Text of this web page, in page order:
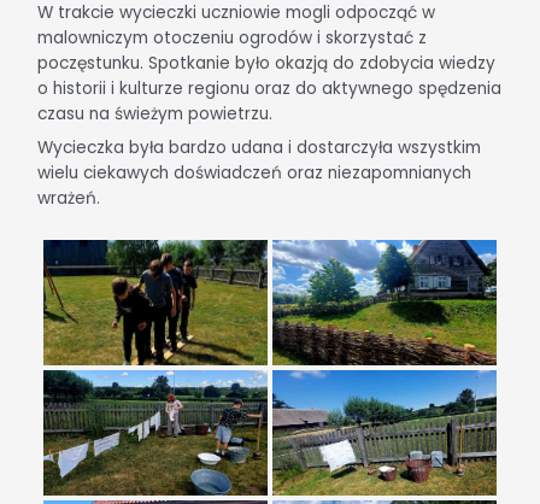
W trakcie wycieczki uczniowie mogli odpocząć w
malowniczym otoczeniu ogrodów i skorzystać z
poczęstunku. Spotkanie było okazją do zdobycia wiedzy
o historii i kulturze regionu oraz do aktywnego spędzenia
czasu na świeżym powietrzu.
Wycieczka była bardzo udana i dostarczyła wszystkim
wielu ciekawych doświadczeń oraz niezapomnianych
wrażeń.